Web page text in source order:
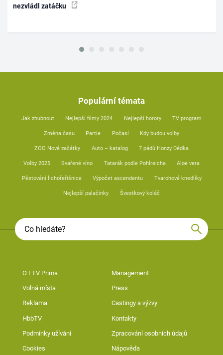
nezvládl zatáčku
Populární témata
Jak zhubnout Nejlepší filmy 2024 Nejlepší horory TV program
Změna času Partie Počasí Kdy budou volby
ZOO Nové začátky Auto – katalog 7 pádů Honzy Dědka
Volby 2025 Svařené víno Tatarák podle Pohlreicha Aloe vera
Pěstování lichořeřišnice Výpočet ascendentu Tvarohové knedlíky
Nejlepší palačinky Švestkový koláč
O FTV Prima Management
Volná místa Press
Reklama Castingy a výzvy
HbbTV Kontakty
Podmínky užívání Zpracování osobních údajů
Cookies Nápověda